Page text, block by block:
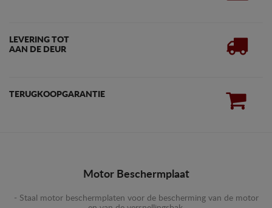
LEVERING TOT
AAN DE DEUR
TERUGKOOPGARANTIE
Motor Beschermplaat
- Staal motor beschermplaten voor de bescherming van de motor